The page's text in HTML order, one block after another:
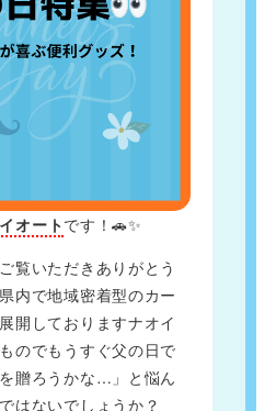
オートです！🚗✨
覧いただきありがとう
内で地域密着型のカー
開しておりますナオイ
のでもうすぐ父の日で
贈ろうかな…」と悩ん
はないでしょうか？